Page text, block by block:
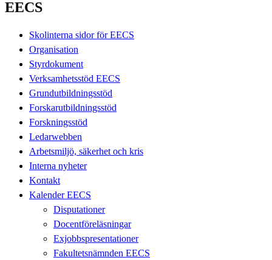
EECS
Skolinterna sidor för EECS
Organisation
Styrdokument
Verksamhetsstöd EECS
Grundutbildningsstöd
Forskarutbildningsstöd
Forskningsstöd
Ledarwebben
Arbetsmiljö, säkerhet och kris
Interna nyheter
Kontakt
Kalender EECS
Disputationer
Docentföreläsningar
Exjobbspresentationer
Fakultetsnämnden EECS